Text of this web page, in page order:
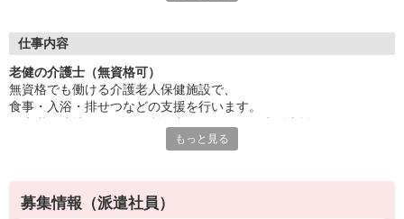
無資格から正社員も目指せます！
あなたの意欲を全力で応援します。
新しい仲間と一緒に頑張りましょう！
まずはお問い合わせください！
仕事内容
老健の介護士（無資格可）
無資格でも働ける介護老人保健施設で、
食事・入浴・排せつなどの支援を行います。
もっと見る
募集情報（派遣社員）